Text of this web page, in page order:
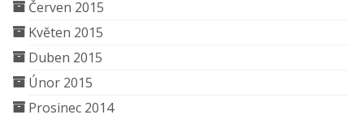
Červen 2015
Květen 2015
Duben 2015
Únor 2015
Prosinec 2014